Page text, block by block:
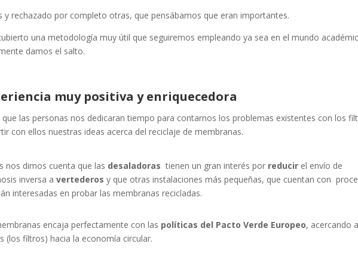
y rechazado por completo otras, que pensábamos que eran importantes.
una metodología muy útil que seguiremos empleando ya sea en el mundo
damos el salto.
muy positiva y enriquecedora
que las personas nos dedicaran tiempo para contarnos los problemas existentes con los
con ellos nuestras ideas acerca del reciclaje de membranas.
nos dimos cuenta que las desaladoras tienen un gran interés por reducir el envío de
inversa avertederos y que otras instalaciones más pequeñas, que cuentan con
interesadas en probar las membranas recicladas.
encaja perfectamente con las políticas del Pacto Verde Europeo, acercando
(los filtros) hacia la economía circular.